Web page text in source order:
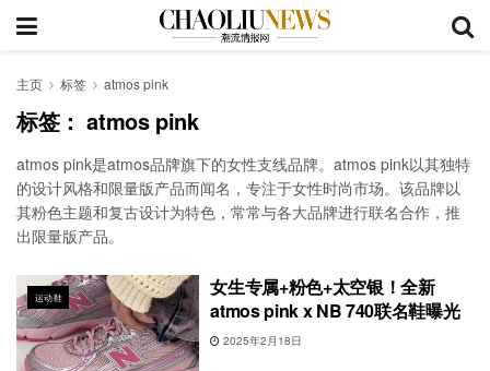
主页 标签 atmos pink
标签：atmos pink
atmos pink是atmos品牌旗下的女性支线品牌‌。atmos pink以其独特
的设计风格和限量版产品而闻名，专注于女性时尚市场。该品牌以
其粉色主题和复古设计为特色，常常与各大品牌进行联名合作，推
出限量版产品。
运动鞋
女生专属+粉色+太空银！全新
atmos pink x NB 740联名鞋曝光
2025年2月18日